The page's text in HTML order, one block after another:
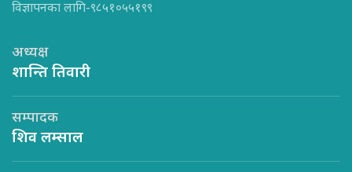
विज्ञापनका लागि-९८५१०५५१९९
अध्यक्ष
शान्ति तिवारी
सम्पादक
शिव लम्साल